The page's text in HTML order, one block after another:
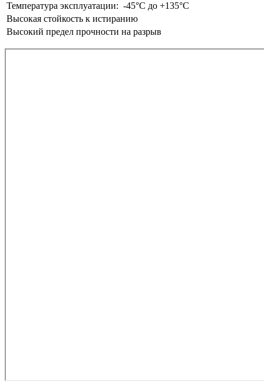
Температура эксплуатации: -45°С до +135°С
Высокая стойкость к истиранию
Высокий предел прочности на разрыв